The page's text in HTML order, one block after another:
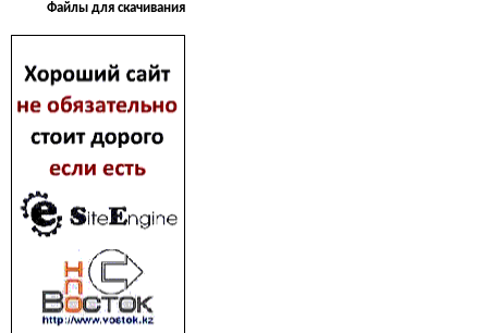
Файлы для скачивания